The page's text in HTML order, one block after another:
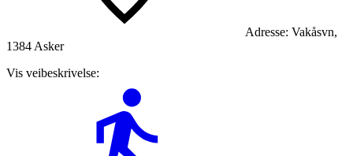
Adresse: Vakåsvn,
1384 Asker
Vis veibeskrivelse: